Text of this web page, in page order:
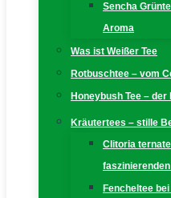
Sencha
Aroma
Was ist Weißer Tee
Rotbuschtee – vom
Honeybush Tee –
Kräutertees – stille
Clitoria
Fencheltee